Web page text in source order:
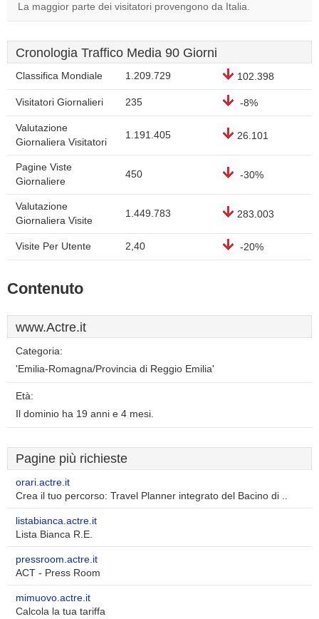
La maggior parte dei visitatori provengono da Italia.
Cronologia Traffico Media 90 Giorni
Classifica Mondiale 1.209.729 102.398
Visitatori Giornalieri 235 -8%
Valutazione
Giornaliera Visitatori
1.191.405 26.101
Pagine Viste
Giornaliere
450 -30%
Valutazione
Giornaliera Visite
1.449.783 283.003
Visite Per Utente 2,40 -20%
Contenuto
www.Actre.it
Categoria:
'Emilia-Romagna/Provincia di Reggio Emilia'
Età:
Il dominio ha 19 anni e 4 mesi.
Pagine più richieste
orari.actre.it
Crea il tuo percorso: Travel Planner integrato del Bacino di ..
listabianca.actre.it
Lista Bianca R.E.
pressroom.actre.it
ACT - Press Room
mimuovo.actre.it
Calcola la tua tariffa